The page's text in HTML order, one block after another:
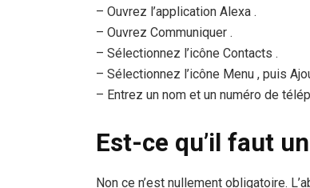
– Ouvrez l’application Alexa .
– Ouvrez Communiquer .
– Sélectionnez l’icône Contacts .
– Sélectionnez l’icône Menu , puis
– Entrez un nom et un numéro de
Est-ce qu’il faut
Non ce n’est nullement obligatoire.